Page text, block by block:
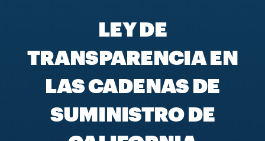
LEY DE
TRANSPARENCIA EN
LAS CADENAS DE
SUMINISTRO DE